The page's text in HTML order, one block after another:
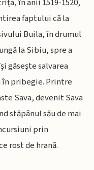
în anii 1519-1520,
faptului că la
Buila, în drumul
la Sibiu, spre a
găseşte salvarea
în pribegie. Printre
Sava, devenit Sava
stăpânul său de mai
prin
rost de hrană.